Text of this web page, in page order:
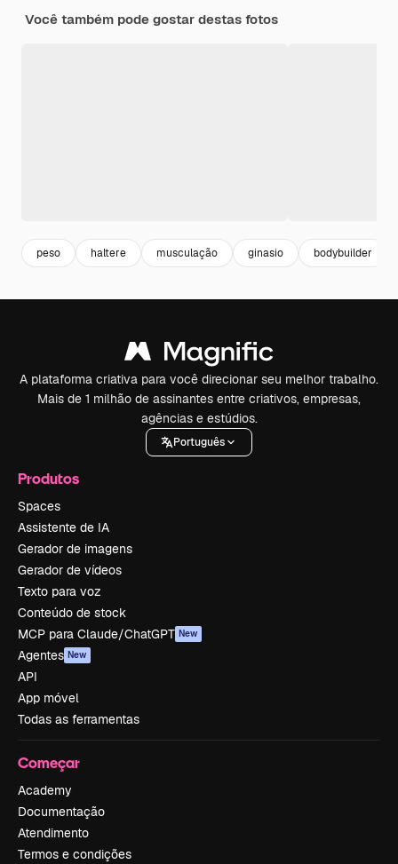
Você também pode gostar destas fotos
peso haltere musculação ginasio bodybuilder
A plataforma criativa para você direcionar seu melhor trabalho.
Mais de 1 milhão de assinantes entre criativos, empresas,
agências e estúdios.
Português
Produtos
Spaces
Assistente de IA
Gerador de imagens
Gerador de vídeos
Texto para voz
Conteúdo de stock
MCP para Claude/ChatGPT New
Agentes New
API
App móvel
Todas as ferramentas
Começar
Academy
Documentação
Atendimento
Termos e condições